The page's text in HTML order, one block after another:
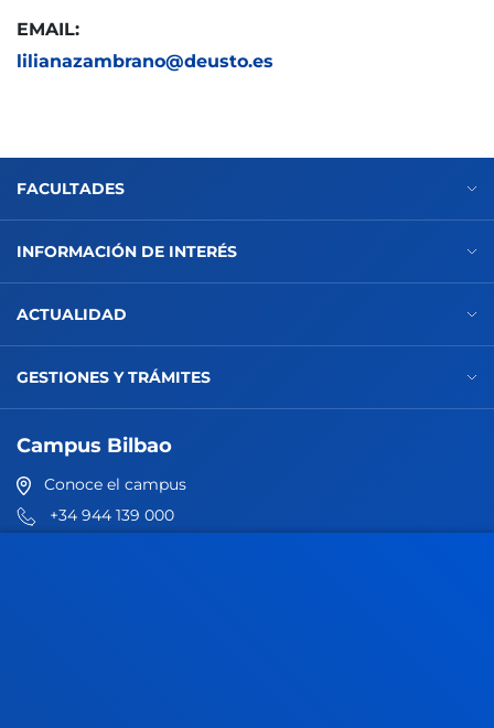
EMAIL:
lilianazambrano@deusto.es
FACULTADES
INFORMACIÓN DE INTERÉS
ACTUALIDAD
GESTIONES Y TRÁMITES
Campus Bilbao
Conoce el campus
+34 944 139 000